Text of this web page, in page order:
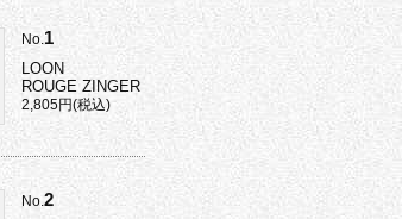
No. 1
LOON
ROUGE ZINGER
2,805円(税込)
No. 2